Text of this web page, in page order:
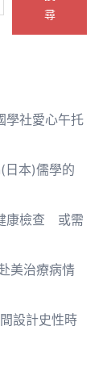
尋
學社愛心午托
日本)儒學的
康檢查 或需
美治療病情
設計史性時